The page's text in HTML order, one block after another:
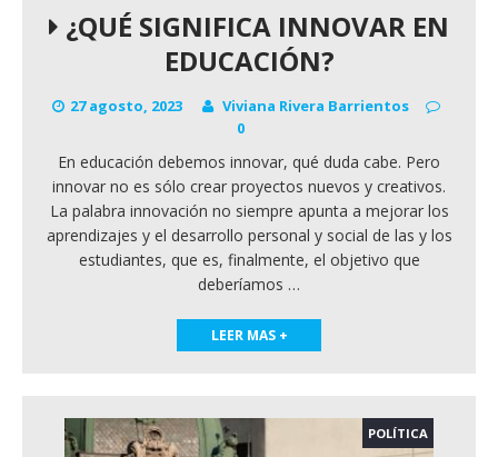
¿QUÉ SIGNIFICA INNOVAR EN
EDUCACIÓN?
27 agosto, 2023
Viviana Rivera Barrientos
0
En educación debemos innovar, qué duda cabe. Pero
innovar no es sólo crear proyectos nuevos y creativos.
La palabra innovación no siempre apunta a mejorar los
aprendizajes y el desarrollo personal y social de las y los
estudiantes, que es, finalmente, el objetivo que
deberíamos …
LEER MAS +
POLÍTICA